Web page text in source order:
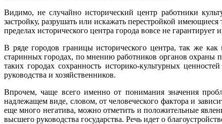
Видимо, не случайно исторический центр работники
застройку, разрушать или искажать перестройкой
пределах исторического центра города вовсе не
В ряде городов границы исторического центра, так же
старинных городах, по мнению работников органов охраны
таких городах сохранность историко-культурных
руководства и хозяйственников.
Впрочем, чаще всего именно от понимания значения
надлежащем виде, словом, от человеческого фактора и
еще много негатива, можно отметить и положительные
высшего руководства государства. Речь идет о